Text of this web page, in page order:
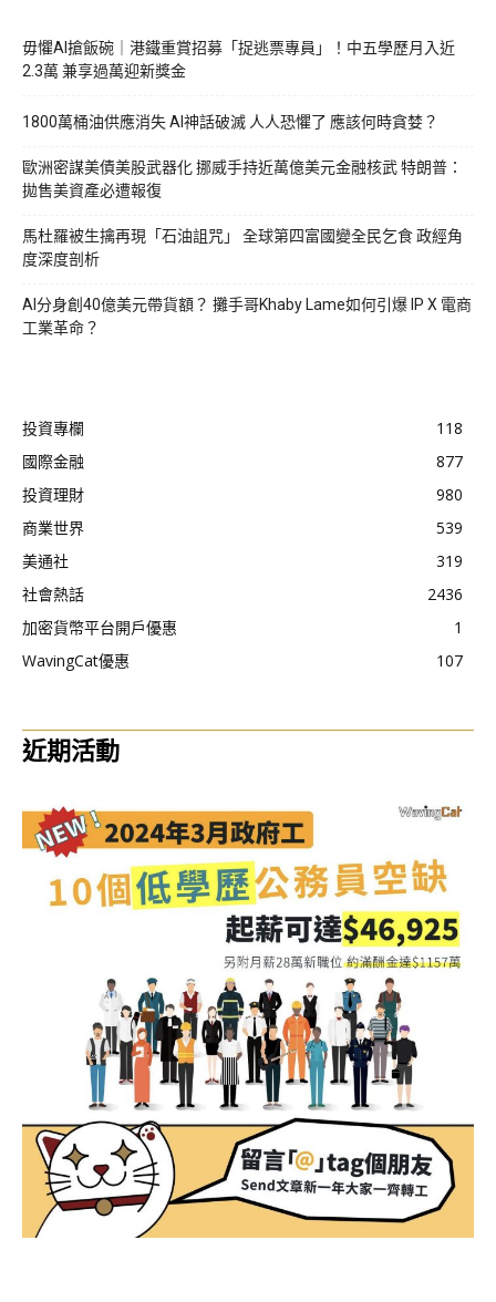
毋懼AI搶飯碗｜港鐵重賞招募「捉逃票專員」！中五學歷月入近
2.3萬 兼享過萬迎新獎金
1800萬桶油供應消失 AI神話破滅 人人恐懼了 應該何時貪婪？
歐洲密謀美債美股武器化 挪威手持近萬億美元金融核武 特朗普：
拋售美資產必遭報復
馬杜羅被生擒再現「石油詛咒」 全球第四富國變全民乞食 政經角
度深度剖析
AI分身創40億美元帶貨額？ 攤手哥Khaby Lame如何引爆 IP X 電商
工業革命？
投資專欄
118
國際金融
877
投資理財
980
商業世界
539
美通社
319
社會熱話
2436
加密貨幣平台開戶優惠
1
WavingCat優惠
107
近期活動